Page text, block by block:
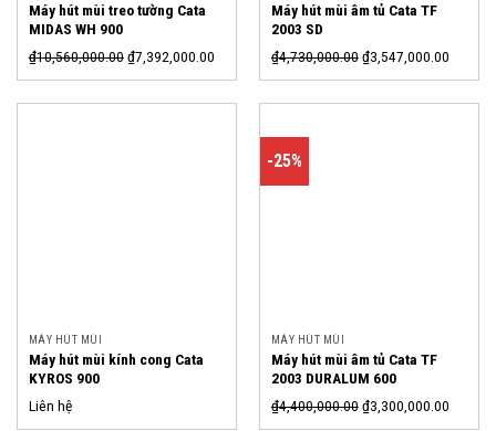
Máy hút mùi treo tường Cata
MIDAS WH 900
₫10,560,000.00 ₫7,392,000.00
Máy hút mùi âm tủ Cata TF
2003 SD
₫4,730,000.00 ₫3,547,000.00
MÁY HÚT MÙI
Máy hút mùi kính cong Cata
KYROS 900
Liên hệ
-25%
MÁY HÚT MÙI
Máy hút mùi âm tủ Cata TF
2003 DURALUM 600
₫4,400,000.00 ₫3,300,000.00